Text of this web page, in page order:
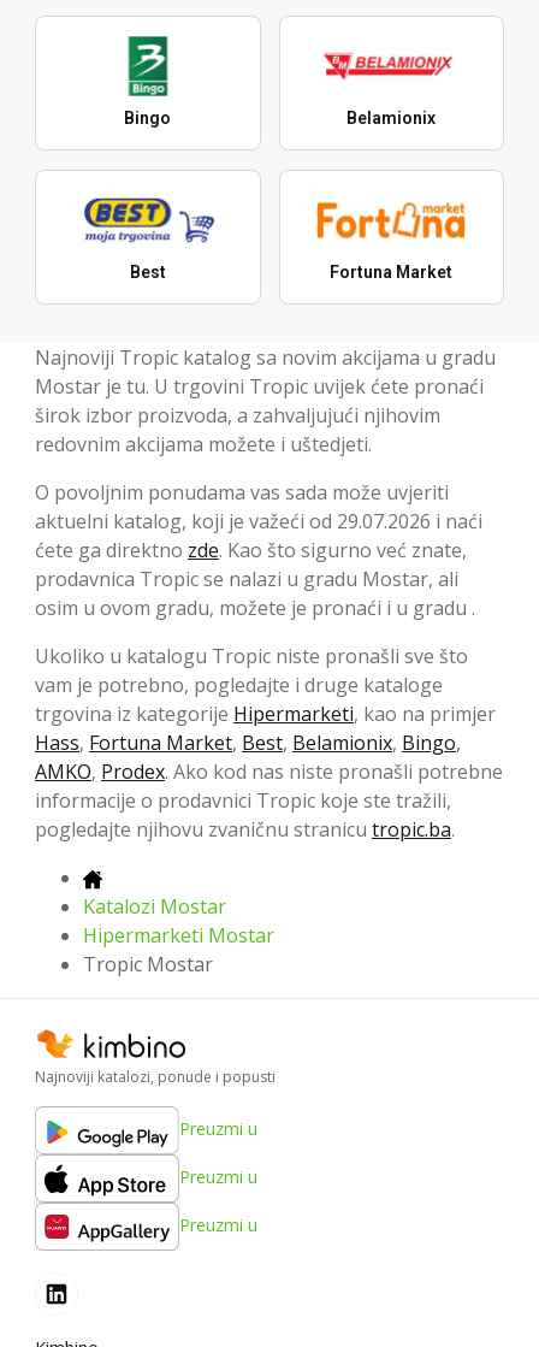
Bingo Belamionix
Best Fortuna Market
Najnoviji Tropic katalog sa novim akcijama u gradu
Mostar je tu. U trgovini Tropic uvijek ćete pronaći
širok izbor proizvoda, a zahvaljujući njihovim
redovnim akcijama možete i uštedjeti.
O povoljnim ponudama vas sada može uvjeriti
aktuelni katalog, koji je važeći od 29.07.2026 i naći
ćete ga direktno zde. Kao što sigurno već znate,
prodavnica Tropic se nalazi u gradu Mostar, ali
osim u ovom gradu, možete je pronaći i u gradu .
Ukoliko u katalogu Tropic niste pronašli sve što
vam je potrebno, pogledajte i druge kataloge
trgovina iz kategorije Hipermarketi, kao na primjer
Hass, Fortuna Market, Best, Belamionix, Bingo,
AMKO, Prodex. Ako kod nas niste pronašli potrebne
informacije o prodavnici Tropic koje ste tražili,
pogledajte njihovu zvaničnu stranicu tropic.ba.
Katalozi Mostar
Hipermarketi Mostar
Tropic Mostar
Najnoviji katalozi, ponude i popusti
Preuzmi u
Preuzmi u
Preuzmi u